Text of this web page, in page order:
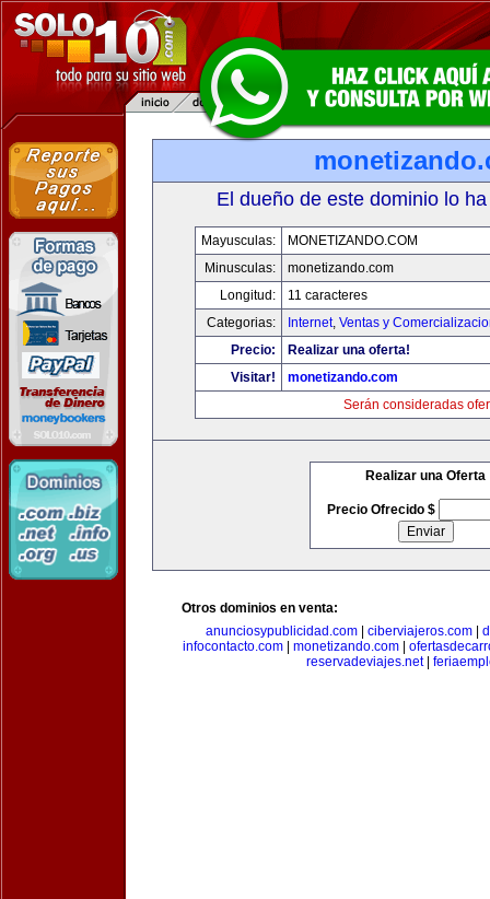
El dueño de este dominio lo
Mayusculas:
MONETIZANDO.COM
Minusculas:
monetizando.com
Longitud:
11 caracteres
Categorias:
Internet, Ventas y
Precio:
Realizar una oferta!
Visitar!
monetizando.com
Serán consideradas
Realizar una Oferta
Precio Ofrecido $
Otros dominios en venta:
anunciosypublicidad.com| ciberviajeros.com|
infocontacto.com
monetizando.com
reservadeviajes.net|